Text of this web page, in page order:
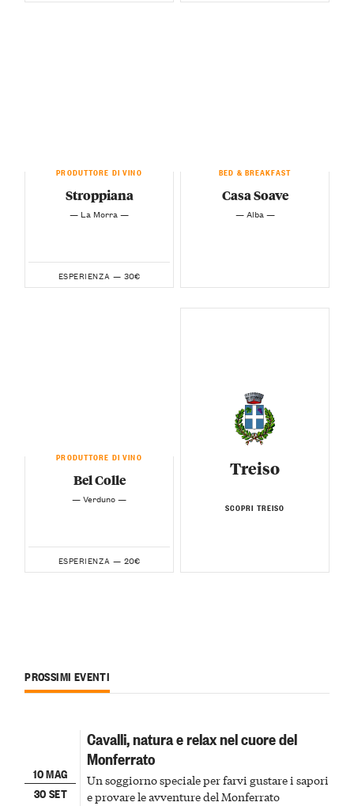
PRODUTTORE DI VINO
Stroppiana
— La Morra —
ESPERIENZA — 30€
BED & BREAKFAST
Casa Soave
— Alba —
PRODUTTORE DI VINO
Bel Colle
— Verduno —
ESPERIENZA — 20€
Treiso
SCOPRI TREISO
PROSSIMI EVENTI
10 MAG
30 SET
Cavalli, natura e relax nel cuore del
Monferrato
Un soggiorno speciale per farvi gustare i sapori
e provare le avventure del Monferrato